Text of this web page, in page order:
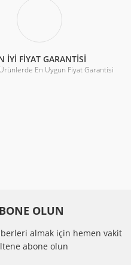
İYİ FİYAT GARANTİSİ
Ürünlerde En Uygun Fiyat Garantisi
OLUN
almak için hemen vakit
abone olun